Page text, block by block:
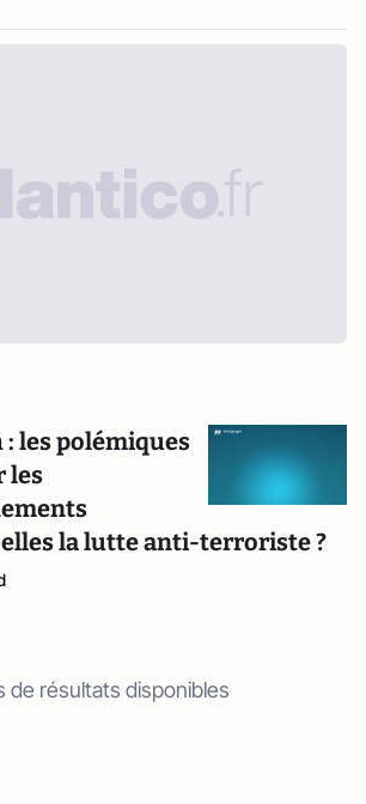
les polémiques
les
la lutte anti-terroriste ?
de résultats disponibles